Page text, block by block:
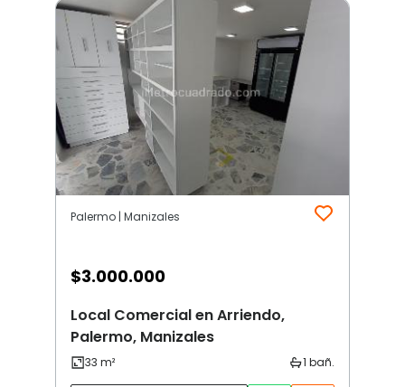
Palermo | Manizales
$3.000.000
Local Comercial en Arriendo,
Palermo, Manizales